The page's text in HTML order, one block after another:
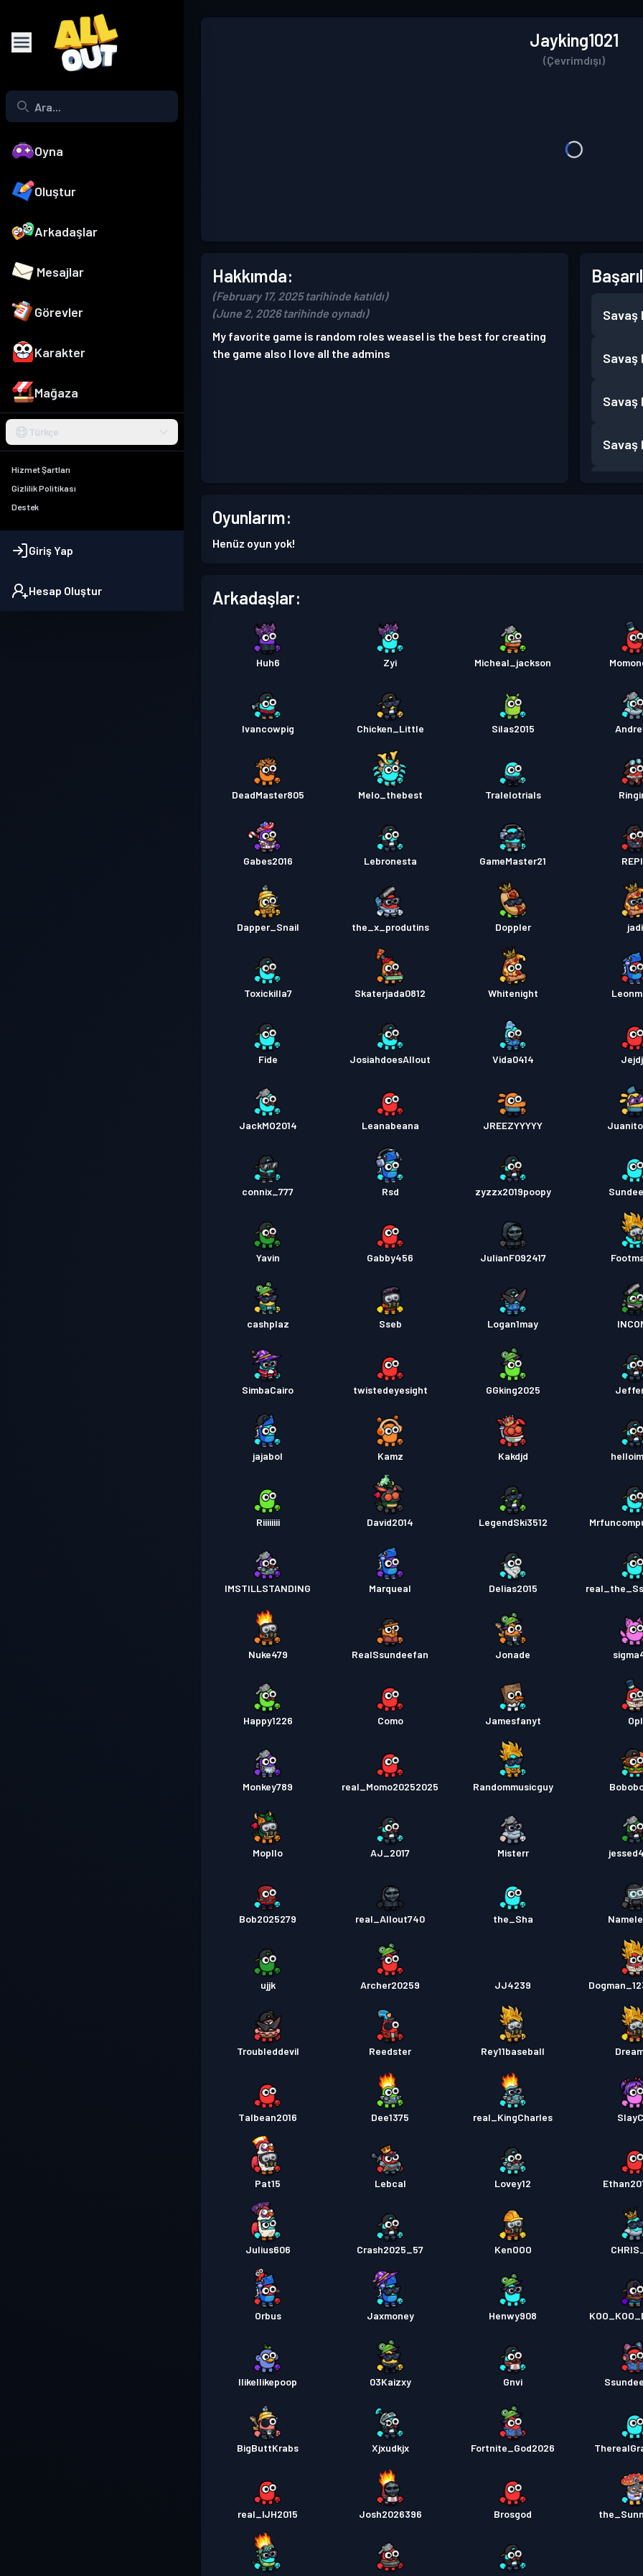
Oyna
Oluştur
Arkadaşlar
Mesajlar
Görevler
Karakter
Mağaza
Türkçe
Hizmet Şartları
Gizlilik Politikası
Destek
Giriş Yap
Hesap Oluştur
Jayking1021
(Çevrimdışı)
Hakkımda:
(February 17, 2025 tarihinde katıldı)
(June 2, 2026 tarihinde oynadı)
My favorite game is random roles weasel is the best for creating
the game also I love all the admins
Savaş
Savaş
Savaş
Savaş
Savaş
Oyunlarım:
Henüz oyun yok!
Arkadaşlar:
Huh6 Zyi Micheal_jackson
Ivancowpig Chicken_Little Silas2015
DeadMaster805 Melo_thebest Tralelotrials
Gabes2016 Lebronesta GameMaster21
Dapper_Snail the_x_produtins Doppler jadi
Toxickilla7 Skaterjada0812 Whitenight
Fide JosiahdoesAllout Vida0414
JackMO2014 Leanabeana JREEZYYYYY
connix_777 Rsd zyzzx2019poopy
Yavin Gabby456 JulianF092417
cashplaz Sseb Logan1may
SimbaCairo twistedeyesight GGking2025
jajabol Kamz Kakdjd
Riiiiiiii David2014 LegendSki3512
IMSTILLSTANDING Marqueal Delias2015
Nuke479 RealSsundeefan Jonade
Happy1226 Como Jamesfanyt Opl
Monkey789 real_Momo20252025 Randommusicguy
Mopllo AJ_2017 Misterr
Bob2025279 real_Allout740 the_Sha
ujjk Archer20259 JJ4239
Troubleddevil Reedster Rey11baseball
Talbean2016 Dee1375 real_KingCharles
Pat15 Lebcal Lovey12
Julius606 Crash2025_57 KenOOO
Orbus Jaxmoney Henwy908
IlikeIlikepoop 03Kaizxy Gnvi
BigButtKrabs Xjxudkjx Fortnite_God2026
real_IJH2015 Josh2026396 Brosgod